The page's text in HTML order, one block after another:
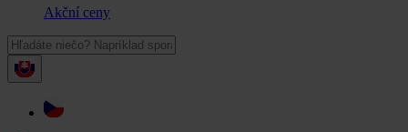
Akční ceny